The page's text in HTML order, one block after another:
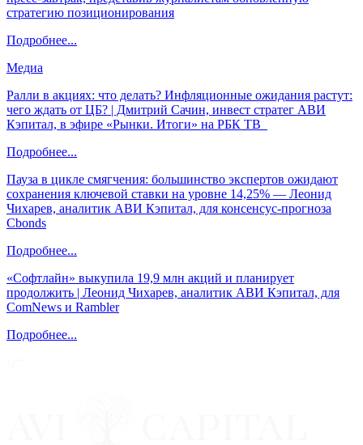
стратегию позиционирования
Подробнее...
Медиа
Ралли в акциях: что делать? Инфляционные ожидания растут:
чего ждать от ЦБ? | Дмитрий Сачин, инвест стратег АВИ
Кэпитал, в эфире «Рынки. Итоги» на РБК ТВ
Подробнее...
Пауза в цикле смягчения: большинство экспертов ожидают
сохранения ключевой ставки на уровне 14,25% — Леонид
Чихарев, аналитик АВИ Кэпитал, для консенсус-прогноза
Cbonds
Подробнее...
«Софтлайн» выкупила 19,9 млн акций и планирует
продолжить | Леонид Чихарев, аналитик АВИ Кэпитал, для
ComNews и Rambler
Подробнее...